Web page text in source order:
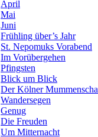
April
Mai
Juni
Frühling über’s Jahr
St. Nepomuks Vorabend
Im Vorübergehen
Pfingsten
Blick um Blick
Der Kölner
Wandersegen
Genug
Die Freuden
Um Mitternacht